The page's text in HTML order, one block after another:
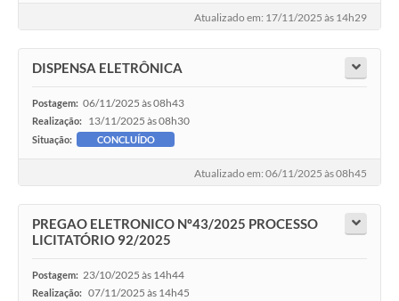
Atualizado em: 17/11/2025 às 14h29
DISPENSA ELETRÔNICA
Postagem: 06/11/2025 às 08h43
Realização: 13/11/2025 às 08h30
Situação: CONCLUÍDO
Atualizado em: 06/11/2025 às 08h45
PREGAO ELETRONICO Nº43/2025 PROCESSO
LICITATÓRIO 92/2025
Postagem: 23/10/2025 às 14h44
Realização: 07/11/2025 às 14h45